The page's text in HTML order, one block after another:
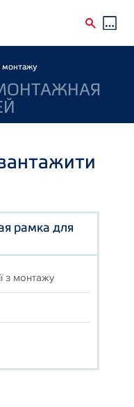
монтажу
МОНТАЖНАЯ
рамка для
з монтажу